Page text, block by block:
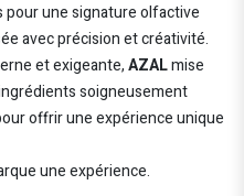
pour une signature olfactive
avec précision et créativité.
et exigeante,AZALmise
soigneusement
offrir une expérience unique
une expérience.